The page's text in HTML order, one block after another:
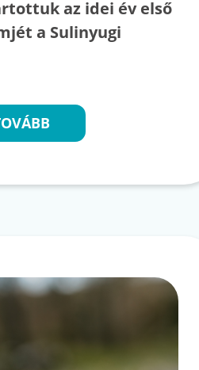
az idei év első
a Sulinyugi